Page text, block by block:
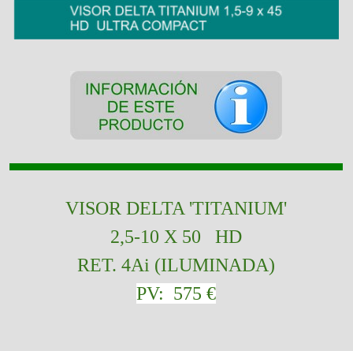
VISORDELTA 'TITANIUM'
2,5-10 X 50 HD
RET. 4Ai (ILUMINADA)
PV: 575 €